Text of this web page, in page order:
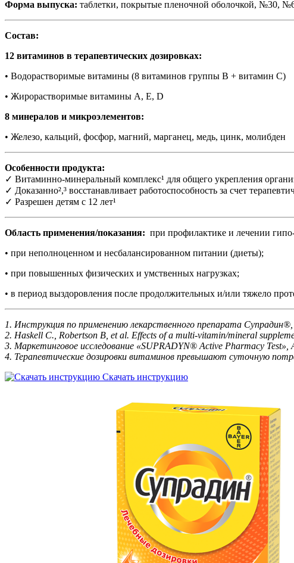
Форма выпуска: таблетки, покрытые пленочной оболочкой, №30,
Состав:
12 витаминов в терапевтических дозировках:
• Водорастворимые витамины (8 витаминов группы В + витамин С)
• Жирорастворимые витамины А, Е, D
8 минералов и микроэлементов:
• Железо, кальций, фосфор, магний, марганец, медь, цинк, молибден
Особенности продукта:
✓ Витаминно-минеральный комплекс¹ для общего укрепления
✓ Доказанно²,³ восстанавливает работоспособность за счет
✓ Разрешен детям с 12 лет¹
Область применения/показания: при профилактике и лечении
• при неполноценном и несбалансированном питании (диеты);
• при повышенных физических и умственных нагрузках;
• в период выздоровления после продолжительных и/или тяжело
1. Инструкция по применению лекарственного препарата
2. Haskell C., Robertson B, et al. Effects of a multi-vitamin/mineral
3. Маркетинговое исследование «SUPRADYN® Active Pharmacy
4. Терапевтические дозировки витаминов превышают суточную
Скачать инструкцию